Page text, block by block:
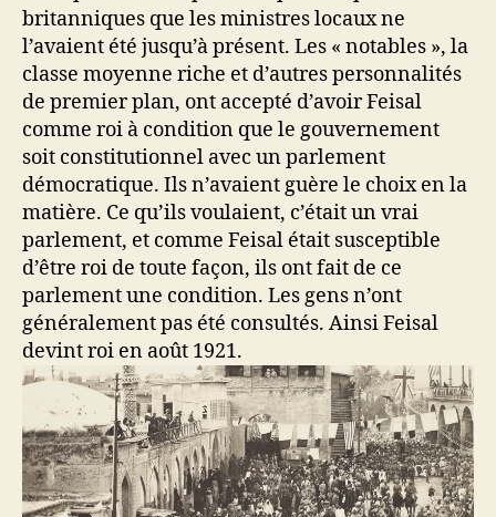
britanniques que les ministres locaux ne
l’avaient été jusqu’à présent. Les « notables », la
classe moyenne riche et d’autres personnalités
de premier plan, ont accepté d’avoir Feisal
comme roi à condition que le gouvernement
soit constitutionnel avec un parlement
démocratique. Ils n’avaient guère le choix en la
matière. Ce qu’ils voulaient, c’était un vrai
parlement, et comme Feisal était susceptible
d’être roi de toute façon, ils ont fait de ce
parlement une condition. Les gens n’ont
généralement pas été consultés. Ainsi Feisal
devint roi en août 1921.